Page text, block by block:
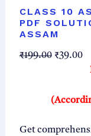
CLASS 10
PDF
ASSAM
₹199.00 O
g
n
₹39.00C
r
n
Get